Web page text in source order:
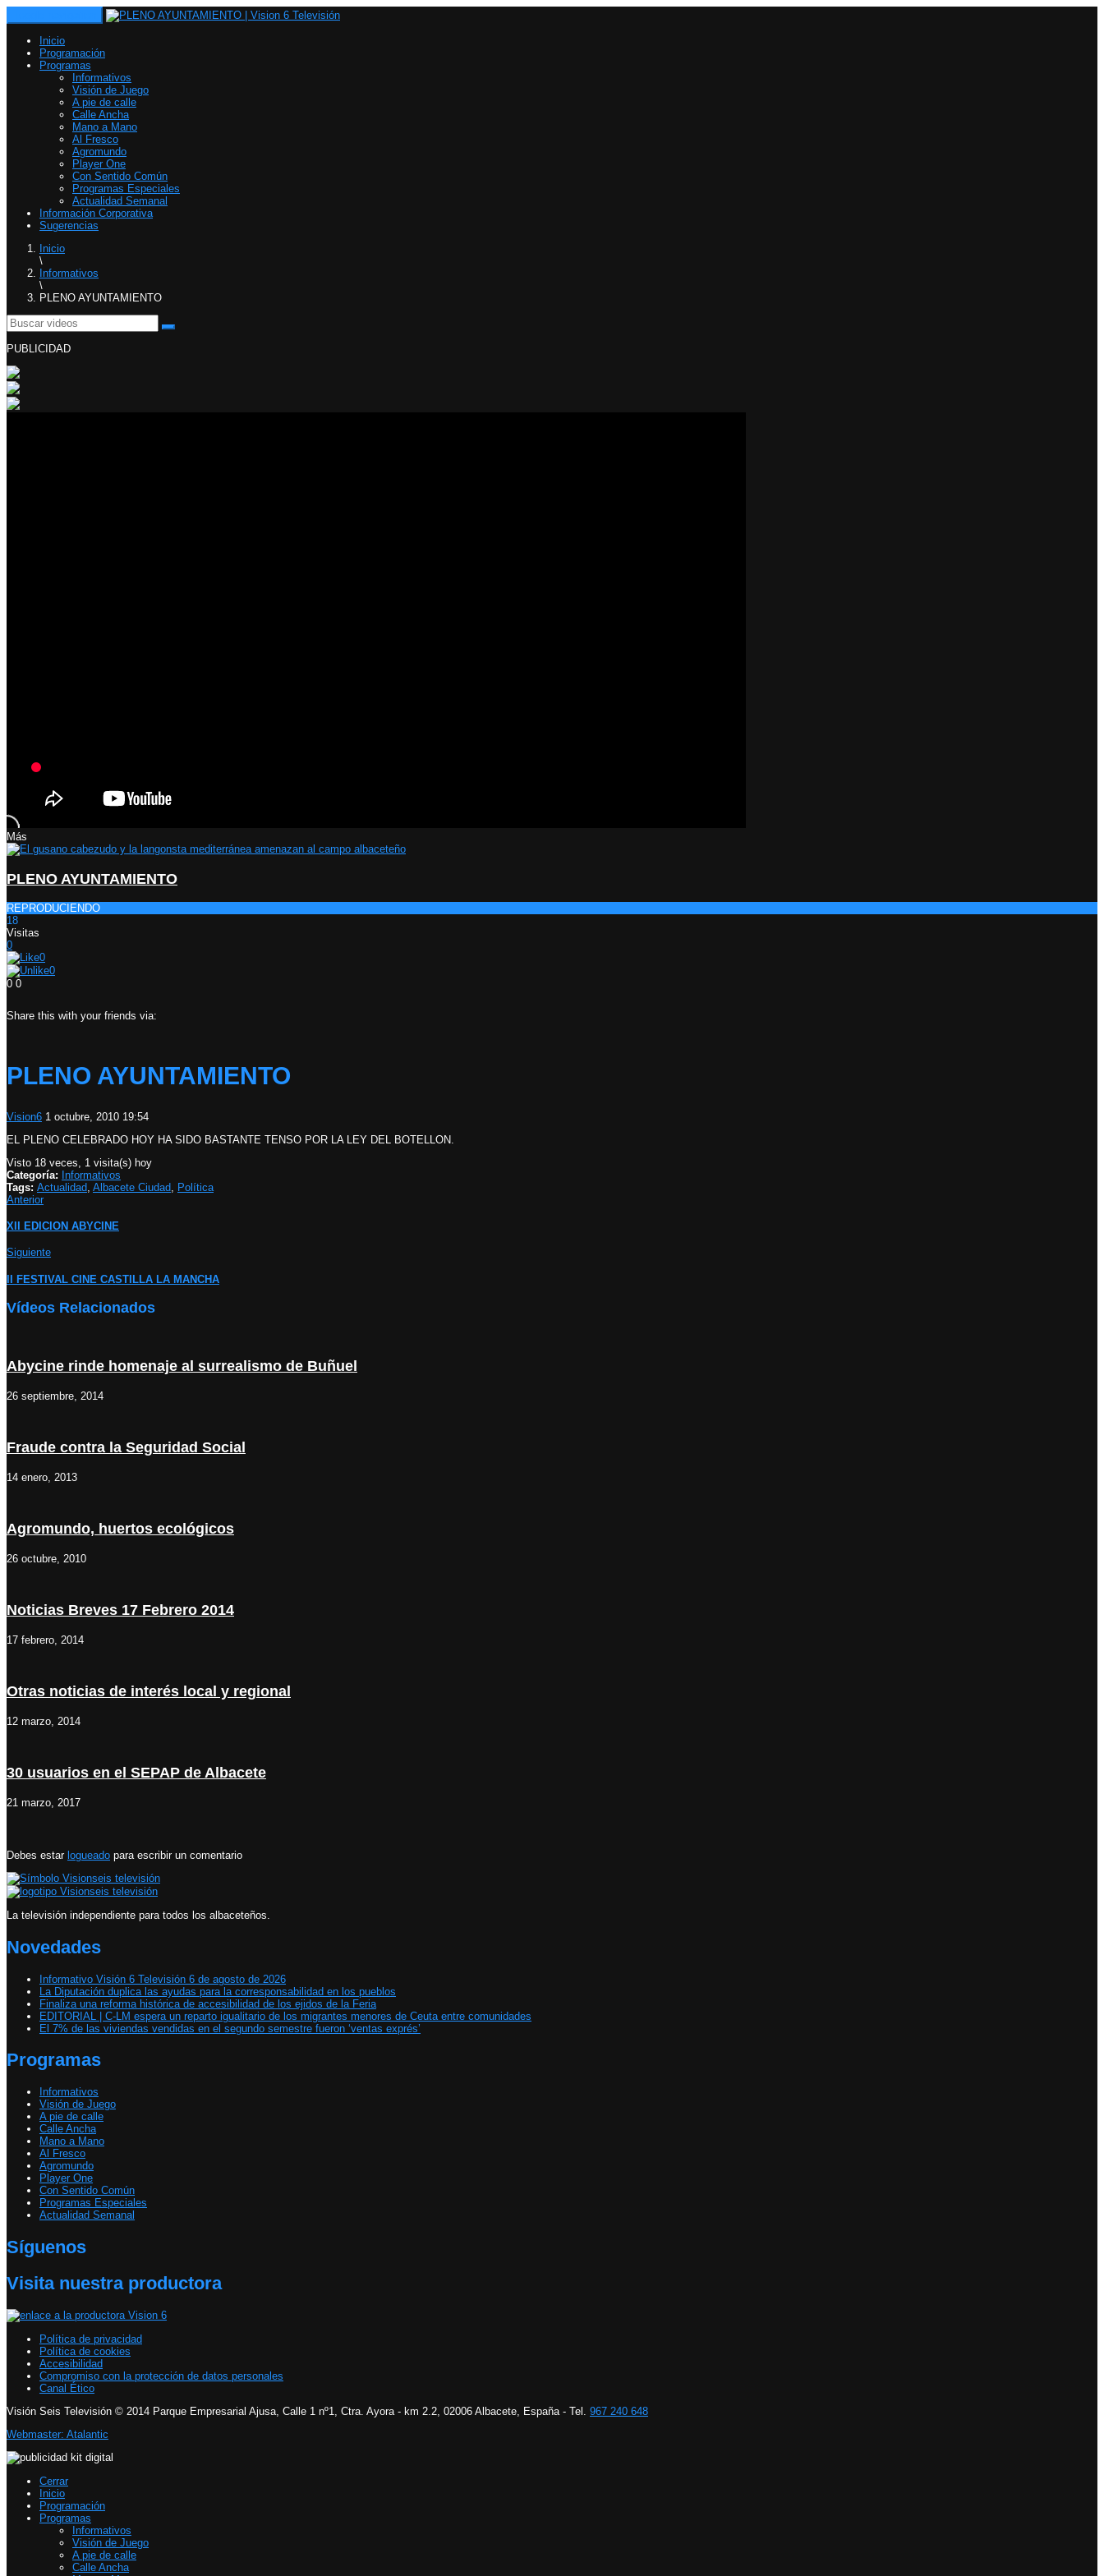
Inicio
Programación
Programas
Informativos
Visión de Juego
A pie de calle
Calle Ancha
Mano a Mano
Al Fresco
Agromundo
Player One
Con Sentido Común
Programas Especiales
Actualidad Semanal
Información Corporativa
Sugerencias
Inicio
\
Informativos
\
PLENO AYUNTAMIENTO
PUBLICIDAD
Más
PLENO AYUNTAMIENTO
REPRODUCIENDO
18
Visitas
0
0
0
0 0
Share this with your friends via:
PLENO AYUNTAMIENTO
Vision6 1 octubre, 2010 19:54
EL PLENO CELEBRADO HOY HA SIDO BASTANTE TENSO POR LA LEY DEL BOTELLON.
Visto 18 veces, 1 visita(s) hoy
Categoría: Informativos
Tags: Actualidad Albacete Ciudad
Política
Anterior
XII EDICION ABYCINE
Siguiente
II FESTIVAL CINE CASTILLA LA MANCHA
Vídeos Relacionados
Abycine rinde homenaje al surrealismo de Buñuel
26 septiembre, 2014
Fraude contra la Seguridad Social
14 enero, 2013
Agromundo, huertos ecológicos
26 octubre, 2010
Noticias Breves 17 Febrero 2014
17 febrero, 2014
Otras noticias de interés local y regional
12 marzo, 2014
30 usuarios en el SEPAP de Albacete
21 marzo, 2017
Debes estar logueado para escribir un comentario
La televisión independiente para todos los albaceteños.
Novedades
Informativo Visión 6 Televisión 6 de agosto de 2026
La Diputación duplica las ayudas para la corresponsabilidad en los pueblos
Finaliza una reforma histórica de accesibilidad de los ejidos de la Feria
EDITORIAL | C-LM espera un reparto igualitario de los migrantes menores de Ceuta entre comunidades
El 7% de las viviendas vendidas en el segundo semestre fueron ‘ventas exprés’
Programas
Informativos
Visión de Juego
A pie de calle
Calle Ancha
Mano a Mano
Al Fresco
Agromundo
Player One
Con Sentido Común
Programas Especiales
Actualidad Semanal
Síguenos
Visita nuestra productora
Política de privacidad
Política de cookies
Accesibilidad
Compromiso con la protección de datos personales
Canal Ético
Visión Seis Televisión © 2014 Parque Empresarial Ajusa, Calle 1 nº1, Ctra. Ayora - km 2.2, 02006 Albacete, España - Tel. 967 240 648
Webmaster: Atalantic
Cerrar
Inicio
Programación
Programas
Informativos
Visión de Juego
A pie de calle
Calle Ancha